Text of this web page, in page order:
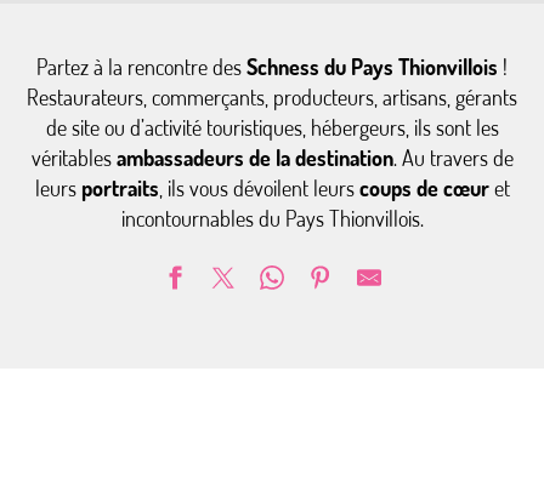
Partez à la rencontre desSchness du Pays Thionvillois !
Restaurateurs, commerçants, producteurs, artisans, gérants
de site ou d’activité touristiques, hébergeurs, ils sont les
véritablesambassadeurs de la destination. Au travers de
leurs portraits , ils vous dévoilent leurscoups de cœuret
incontournables du Pays Thionvillois.